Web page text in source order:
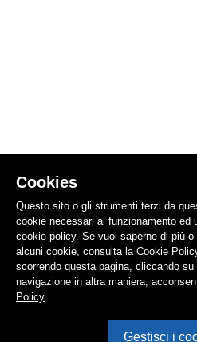
Cookies
Questo sito o gli strumenti terzi da
cookie necessari al funzionamento ed
cookie policy. Se vuoi saperne di più
alcuni cookie, consulta la Cookie
scorrendo questa pagina, cliccando
navigazione in altra maniera,
Policy
Gestisci i